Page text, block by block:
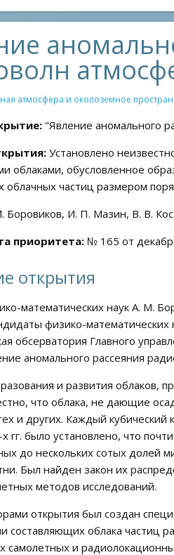
атмосфера и околоземное
"Явление аномального
Установлено
облаками, обусловленное
облачных частиц размером
Боровиков, И. П. Мазин, В. В.
приоритета: № 165 от
открытия
математических наук А. М.
физико-
обсерватория Главного
аномального рассеяния
и развития облаков,
что облака, не дающие
и других. Каждый
гг. было установлено, что
до нескольких сотых долей
Был найден закон их
методов исследований.
открытия был создан
составляющих облака частиц
самолетных и